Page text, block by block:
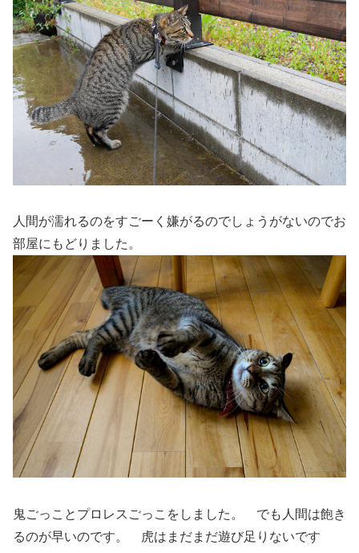
人間が濡れるのをすごーく嫌がるのでしょうがないのでお
部屋にもどりました。
鬼ごっことプロレスごっこをしました。 でも人間は飽き
るのが早いのです。 虎はまだまだ遊び足りないです